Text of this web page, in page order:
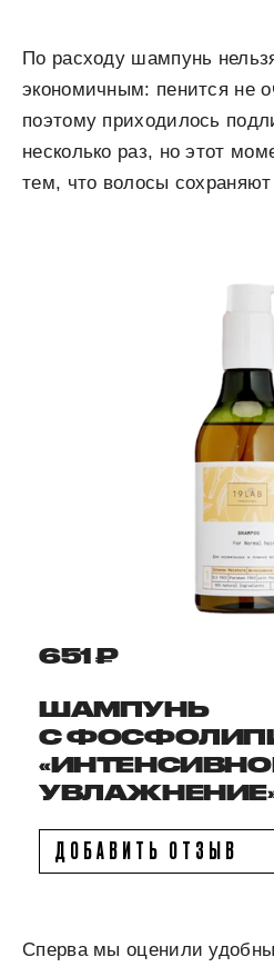
По расходу шампунь
экономичным: пенится не
поэтому приходилось
несколько раз, но этот
тем, что волосы
651 ₽
ШАМПУНЬ
С
ДОБАВИТЬ ОТЗЫВ
Сперва мы оценили